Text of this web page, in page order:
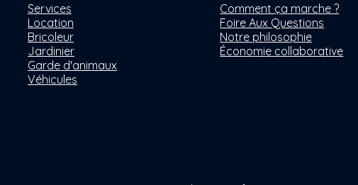
Services
Location
Bricoleur
Jardinier
Garde d'animaux
Véhicules
Comment ça marche ?
Foire Aux Questions
Notre philosophie
Économie collaborative